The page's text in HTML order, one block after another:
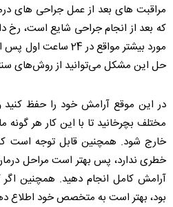
مراقبت های بعد از عمل جراحی های
که بعد از انجام جراحی شایع است، رخ
مورد بیشتر مواقع در
حل این مشکل می‌توانید از روش‌های
در این موقع آرامش خود را حفظ
مختلف بچرخانید تا با این کار هر
خارج شود. همچنین قابل توجه است
خطری ندارد، پس بهتر است مراحل
آرامش کامل انجام دهید. همچنین اگر
بود، بهتر است به متخصص خود اطلاع